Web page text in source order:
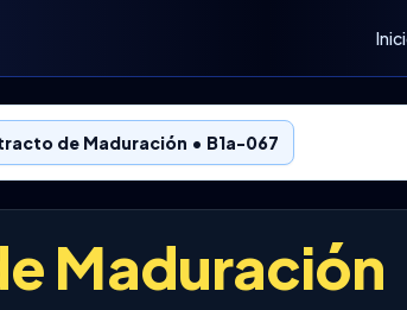
de Maduración • B1a-067
Maduración